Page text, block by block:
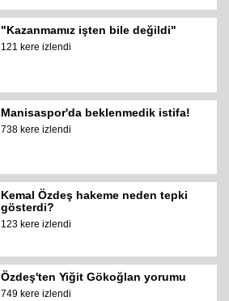
"Kazanmamız işten bile değildi"
121 kere izlendi
Manisaspor'da beklenmedik istifa!
738 kere izlendi
Kemal Özdeş hakeme neden tepki
gösterdi?
123 kere izlendi
Özdeş'ten Yiğit Gökoğlan yorumu
749 kere izlendi